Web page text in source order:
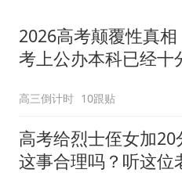
2026高考颠覆性真
考上公办本科已经十
高三倒计时 10跟贴
高考给烈士侄女加20
这事合理吗？听这位